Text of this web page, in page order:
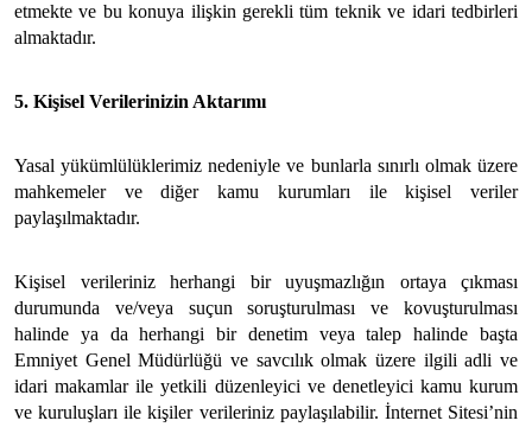
etmekte ve bu konuya ilişkin gerekli tüm teknik ve idari tedbirleri
almaktadır.
5. Kişisel Verilerinizin Aktarımı
Yasal yükümlülüklerimiz nedeniyle ve bunlarla sınırlı olmak üzere
mahkemeler ve diğer kamu kurumları ile kişisel veriler
paylaşılmaktadır.
Kişisel verileriniz herhangi bir uyuşmazlığın ortaya çıkması
durumunda ve/veya suçun soruşturulması ve kovuşturulması
halinde ya da herhangi bir denetim veya talep halinde başta
Emniyet Genel Müdürlüğü ve savcılık olmak üzere ilgili adli ve
idari makamlar ile yetkili düzenleyici ve denetleyici kamu kurum
ve kuruluşları ile kişiler verileriniz paylaşılabilir. İnternet Sitesi’nin